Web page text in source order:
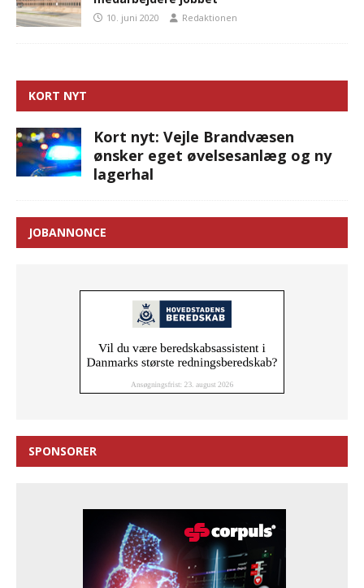
10. juni 2020 Redaktionen
KORT NYT
Kort nyt: Vejle Brandvæsen
ønsker eget øvelsesanlæg og ny
lagerhal
JOBANNONCE
SPONSORER